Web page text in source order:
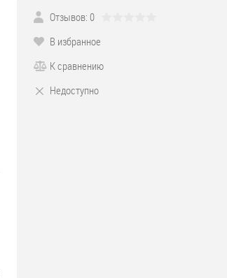
Отзывов: 0
В избранное
К сравнению
Недоступно